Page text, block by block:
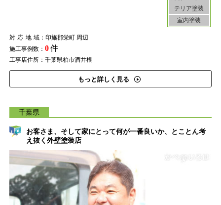
テリア塗装
室内塗装
対応地域：印旛郡栄町 周辺
施工事例数： 0件
工事店住所：千葉県柏市酒井根
もっと詳しく見る
千葉県
お客さま、そして家にとって何が一番良いか、とことん考
え抜く外壁塗装店